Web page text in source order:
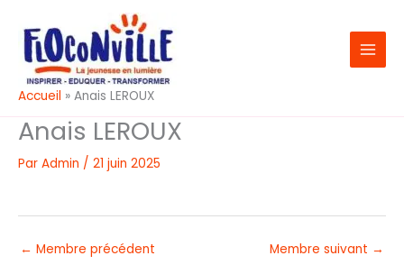
contenu
Accueil Anais LEROUX
Anais LEROUX
Par Admin / 21 juin 2025
← Membre précédent Membre suivant →